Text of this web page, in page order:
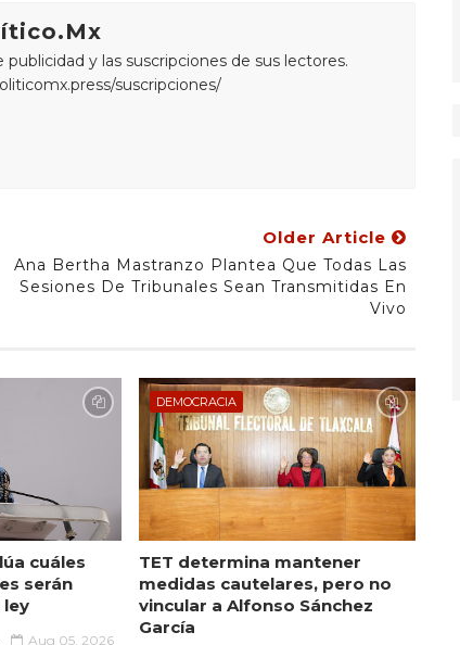
y las suscripciones de sus lectores.
suscripciones/
Older Article
Ana Bertha Mastranzo Plantea Que Todas Las
Sesiones De Tribunales Sean Transmitidas En
Vivo
cuáles
serán
Aug 05, 2026
DEMOCRACIA
TET determina mantener
medidas cautelares, pero no
vincular a Alfonso Sánchez
García